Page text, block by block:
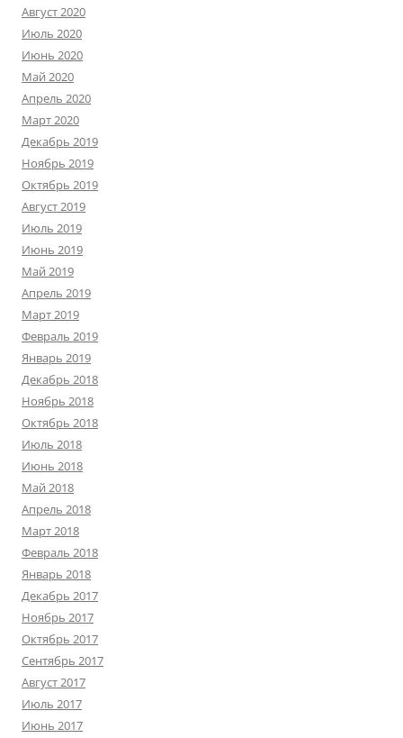
Август 2020
Июль 2020
Июнь 2020
Май 2020
Апрель 2020
Март 2020
Декабрь 2019
Ноябрь 2019
Октябрь 2019
Август 2019
Июль 2019
Июнь 2019
Май 2019
Апрель 2019
Март 2019
Февраль 2019
Январь 2019
Декабрь 2018
Ноябрь 2018
Октябрь 2018
Июль 2018
Июнь 2018
Май 2018
Апрель 2018
Март 2018
Февраль 2018
Январь 2018
Декабрь 2017
Ноябрь 2017
Октябрь 2017
Сентябрь 2017
Август 2017
Июль 2017
Июнь 2017